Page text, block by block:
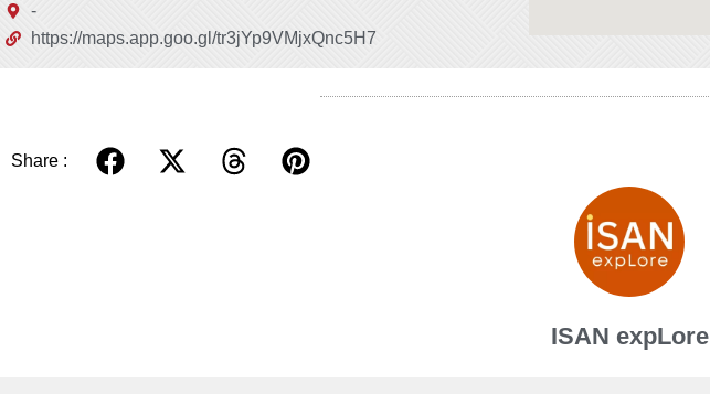
-
https://maps.app.goo.gl/tr3jYp9VMjxQnc5H7
Share :
ISAN expLore